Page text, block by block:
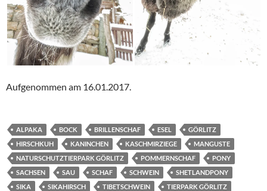
Aufgenommen am 16.01.2017.
ALPAKA BOCK BRILLENSCHAF ESEL
GÖRLITZ
HIRSCHKUH
KANINCHEN KASCHMIRZIEGE
MANGUSTE
NATURSCHUTZTIERPARK GÖRLITZ
POMMERNSCHAF
PONY
SACHSEN
SAU SCHAF SCHWEIN
SHETLANDPONY
SIKA
SIKAHIRSCH TIBETSCHWEIN
TIERPARK GÖRLITZ